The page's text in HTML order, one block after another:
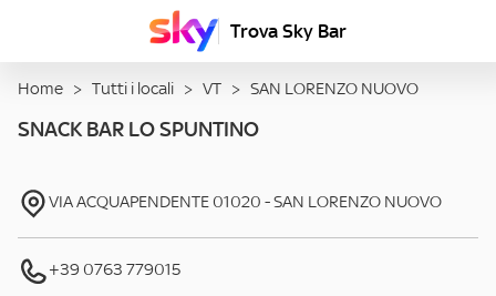
Trova Sky Bar
Home > Tutti i locali > VT > SAN LORENZO NUOVO
SNACK BAR LO SPUNTINO
VIA ACQUAPENDENTE 01020 -SAN LORENZO NUOVO
+39 0763 779015